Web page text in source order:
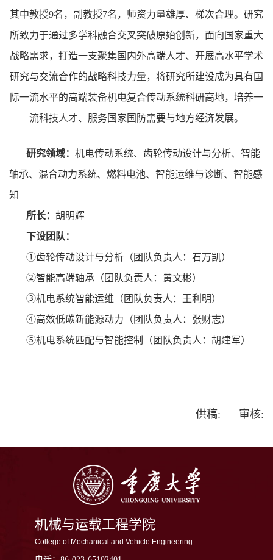
其中教授9名，副教授7名，师资力量雄厚、梯次合理。研究
所致力于通过多学科融合交叉突破原始创新，面向国家重大
战略需求，打造一支聚集国内外高端人才、开展高水平学术
研究与交流合作的战略科技力量，将研究所建设成为具有国
际一流水平的高端装备机电复合传动系统科研高地，培养一
流科技人才、服务国家国防需要与地方经济发展。
研究领域：机电传动系统、齿轮传动设计与分析、智能
轴承、混合动力系统、燃料电池、智能运维与诊断、智能感
知
所长： 胡明辉
下设团队：
①齿轮传动设计与分析（团队负责人：石万凯）
②智能高端轴承（团队负责人：黄文彬）
③机电系统智能运维（团队负责人：王利明）
④高效低碳新能源动力（团队负责人：张财志）
⑤机电系统匹配与智能控制（团队负责人：胡建军）
供稿: 审核:
机械与运载工程学院
College of Mechanical and Vehicle Engineering